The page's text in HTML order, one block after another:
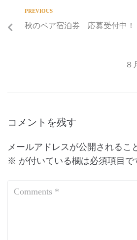
PREVIOUS
秋のペア宿泊券 応募受付中！
８
コメントを残す
メールアドレスが公開されるこ
※ が付いている欄は必須項目で